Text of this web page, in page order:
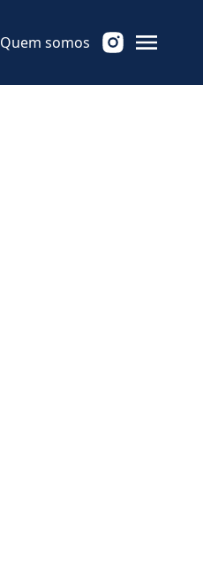
Quem somos